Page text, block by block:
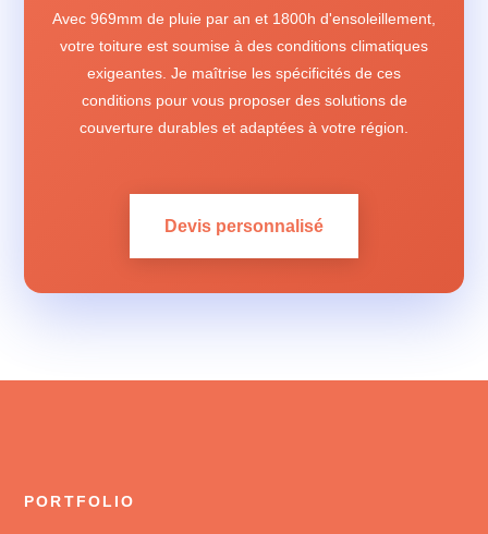
Avec 969mm de pluie par an et 1800h d'ensoleillement,
votre toiture est soumise à des conditions climatiques
exigeantes. Je maîtrise les spécificités de ces
conditions pour vous proposer des solutions de
couverture durables et adaptées à votre région.
Devis personnalisé
PORTFOLIO